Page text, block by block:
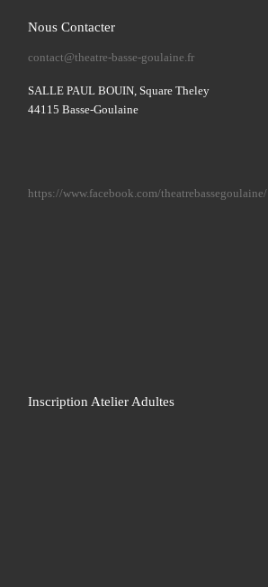
Nous Contacter
contact@theatre-basse-goulaine.fr
SALLE PAUL BOUIN, Square Theley
44115 Basse-Goulaine
https://www.facebook.com/theatrebassegoulaine/
Inscription Atelier Adultes